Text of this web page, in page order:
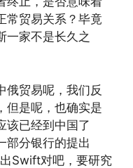
常贸易关系？毕竟
一家不是长久之
俄贸易呢，我们反
但是呢，也确实是
该已经到中国了
部分银行的提出
Swift对吧，要研究